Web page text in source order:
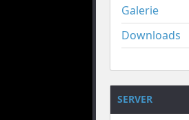
Galerie
Downloads
SERVER